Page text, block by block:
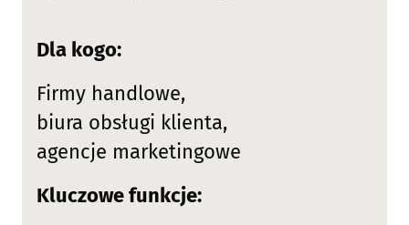
Dla kogo:
Firmy handlowe,
biura obsługi klienta,
agencje marketingowe
Kluczowe funkcje: